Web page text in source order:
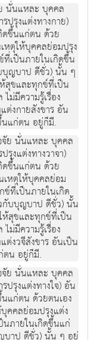
นั่นแหละ บุคคล
ปรุงแต่งทางกาย)
ดขึ้นแก่ตน ด้วย
หตุให้บุคคลย่อมปรุง
เป็นภายในเกิดขึ้น
บุญบาป ดีชั่ว) นั้น ๆ
สุขและทุกข์ที่เป็น
ม่มีความรู้เรื่อง
งกายสังขาร อัน
นแก่ตน อยู่ก็มี.
จัย นั่นแหละ บุคคล
รุงแต่งทางวาจา)
ดขึ้นแก่ตน ด้วย
เหตุให้บุคคลย่อม
ที่เป็นภายในเกิด
กับบุญบาป ดีชั่ว) นั้น
ห้สุขและทุกข์ที่เป็น
ม่มีความรู้เรื่อง
งวจีสังขาร อันเป็น
ตน อยู่ก็มี.
จัย นั่นแหละ บุคคล
ปรุงแต่งทางใจ) อัน
แก่ตน ด้วยตนเอง
คคลย่อมปรุงแต่ง
ภายในเกิดขึ้นแก่